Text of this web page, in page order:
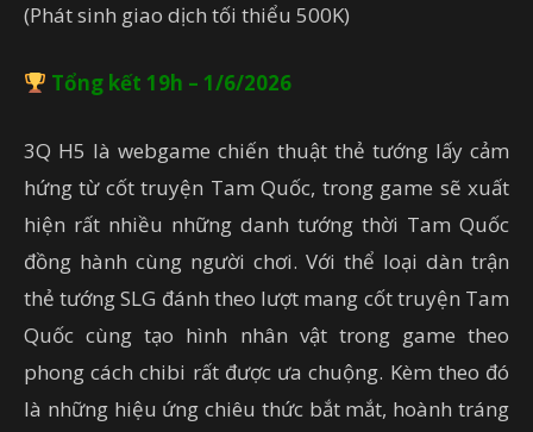
(Phát sinh giao dịch tối thiểu 500K)
Tổng kết 19h – 1/6/2026
3Q H5 là webgame chiến thuật thẻ tướng lấy cảm
hứng từ cốt truyện Tam Quốc, trong game sẽ xuất
hiện rất nhiều những danh tướng thời Tam Quốc
đồng hành cùng người chơi. Với thể loại dàn trận
thẻ tướng SLG đánh theo lượt mang cốt truyện Tam
Quốc cùng tạo hình nhân vật trong game theo
phong cách chibi rất được ưa chuộng. Kèm theo đó
là những hiệu ứng chiêu thức bắt mắt, hoành tráng